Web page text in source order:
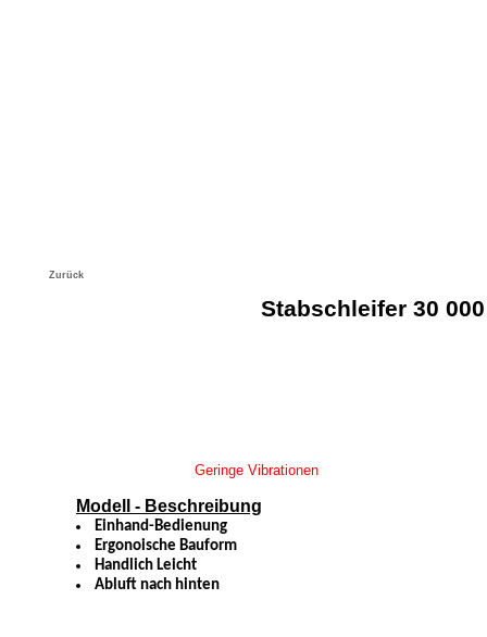
Stabschleifer 30
Zurück
Geringe Vibrationen
Modell - Beschreibung
Einhand-Bedienung
Ergonoische Bauform
Handlich Leicht
Abluft nach hinten